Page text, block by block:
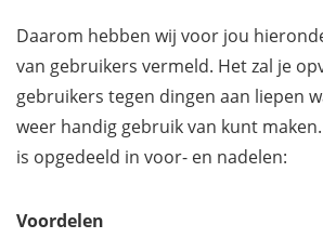
Daarom hebben wij voor jou
van gebruikers vermeld. Het zal je
gebruikers tegen dingen aan liepen
weer handig gebruik van kunt
is opgedeeld in voor- en nadelen:
Voordelen